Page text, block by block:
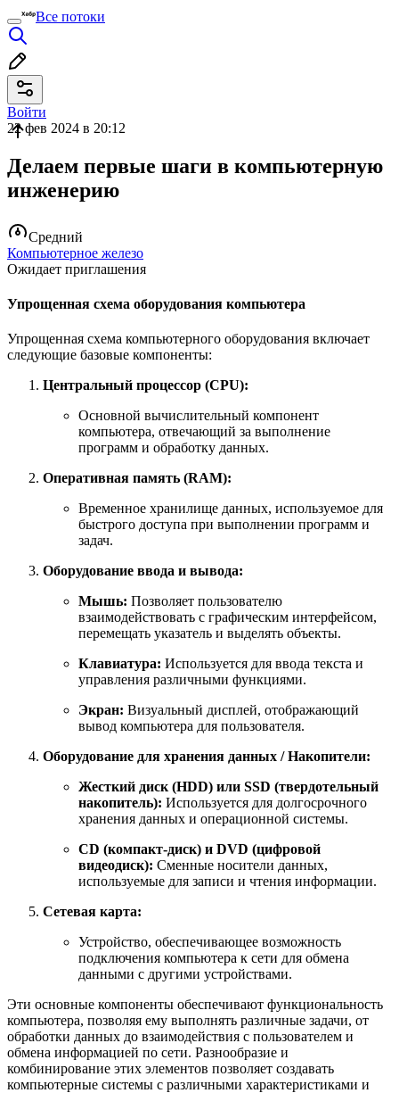
Все потоки
Войти
22 фев 2024 в 20:12
Делаем первые шаги в компьютерную
инженерию
Средний
Компьютерное железо
Ожидает приглашения
Упрощенная схема оборудования компьютера
Упрощенная схема компьютерного оборудования включает
следующие базовые компоненты:
Центральный процессор (CPU):
Основной вычислительный компонент
компьютера, отвечающий за выполнение
программ и обработку данных.
Оперативная память (RAM):
Временное хранилище данных, используемое для
быстрого доступа при выполнении программ и
задач.
Оборудование ввода и вывода:
Мышь: Позволяет пользователю
взаимодействовать с графическим интерфейсом,
перемещать указатель и выделять объекты.
Клавиатура: Используется для ввода текста и
управления различными функциями.
Экран: Визуальный дисплей, отображающий
вывод компьютера для пользователя.
Оборудование для хранения данных / Накопители:
Жесткий диск (HDD) или SSD (твердотельный
накопитель): Используется для долгосрочного
хранения данных и операционной системы.
CD (компакт-диск) и DVD (цифровой
видеодиск): Сменные носители данных,
используемые для записи и чтения информации.
Сетевая карта:
Устройство, обеспечивающее возможность
подключения компьютера к сети для обмена
данными с другими устройствами.
Эти основные компоненты обеспечивают функциональность
компьютера, позволяя ему выполнять различные задачи, от
обработки данных до взаимодействия с пользователем и
обмена информацией по сети. Разнообразие и
комбинирование этих элементов позволяет создавать
компьютерные системы с различными характеристиками и